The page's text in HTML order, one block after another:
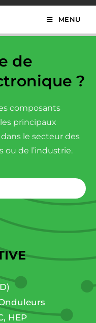
MENU
de
?
composants
principaux
le secteur des
ou de l’industrie.
HEP